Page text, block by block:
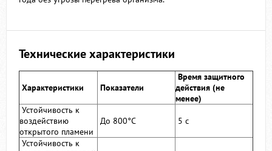
Технические характеристики
Характеристики Показатели
Время защитного
действия (не
менее)
Устойчивость к
воздействию
открытого пламени
До 800°С 5 с
Устойчивость к